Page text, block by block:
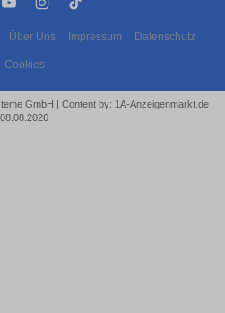
Über Uns Impressum Datenschutz
Cookies
GmbH | Content by: 1A-Anzeigenmarkt.de
08.08.2026